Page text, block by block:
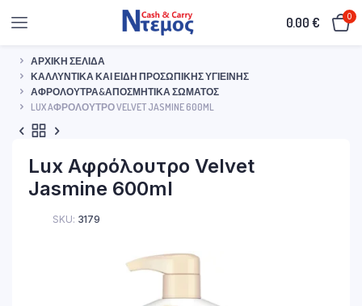
0.00€ 0
ΑΡΧΙΚΉ ΣΕΛΊΔΑ
ΚΑΛΛΥΝΤΙΚΆ ΚΑΙ ΕΊΔΗ ΠΡΟΣΩΠΙΚΉΣ ΥΓΙΕΙΝΉΣ
ΑΦΡΌΛΟΥΤΡΑ&ΑΠΟΣΜΗΤΙΚΆ ΣΏΜΑΤΟΣ
LUX AΦΡΌΛΟΥΤΡΟ VELVET JASMINE 600ML
Lux Aφρόλουτρο Velvet
Jasmine 600ml
SKU: 3179